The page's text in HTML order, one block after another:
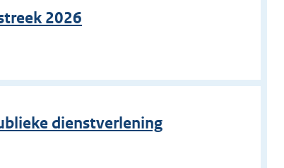
2026
dienstverlening